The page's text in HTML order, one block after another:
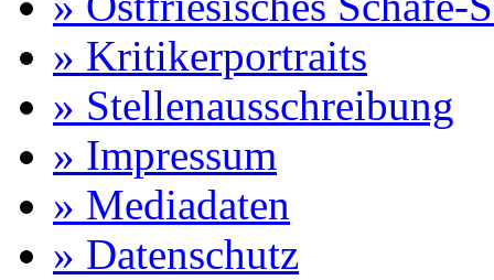
» Kritikerportraits
» Stellenausschreibung
» Impressum
» Mediadaten
» Datenschutz